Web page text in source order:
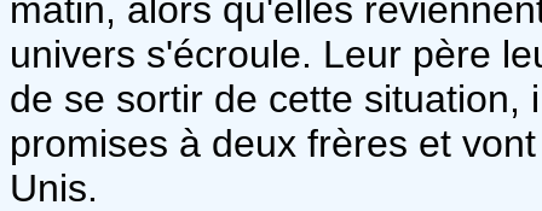
matin, alors qu'elles
univers s'écroule. Leur père
de se sortir de cette situation,
promises à deux frères et
Unis.